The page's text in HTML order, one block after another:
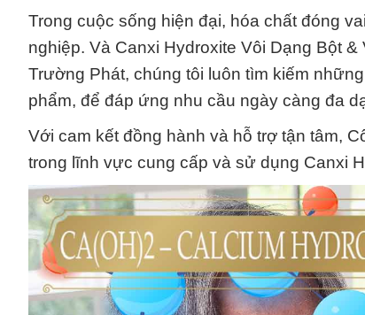
Trong cuộc sống hiện đại, hóa chất đóng
nghiệp. Và Canxi Hydroxite Vôi Dạng Bột
Trường Phát, chúng tôi luôn tìm kiếm
phẩm, để đáp ứng nhu cầu ngày càng đa
Với cam kết đồng hành và hỗ trợ tận tâm,
trong lĩnh vực cung cấp và sử dụng Canxi